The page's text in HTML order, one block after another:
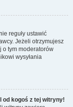
reguły ustawić
Jeżeli otrzymujesz
o tym moderatorów
wysyłania
od kogoś z tej witryny!